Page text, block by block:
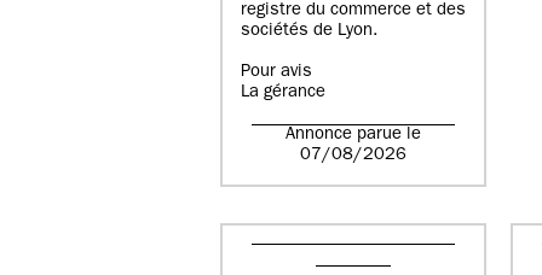
registre du commerce et des
sociétés de Lyon.
Pour avis
La gérance
Annonce parue le
07/08/2026